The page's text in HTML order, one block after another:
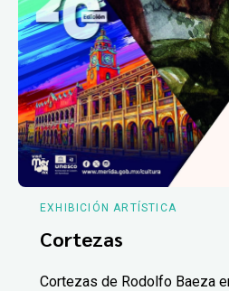
EXHIBICIÓN ARTÍSTICA
Cortezas
Cortezas de Rodolfo Baeza